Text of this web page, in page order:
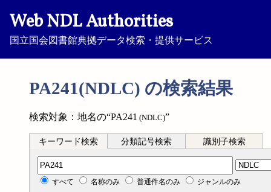
Web NDL Authorities
国立国会図書館典拠データ検索・提供サービス
PA241(NDLC) の検索結果
検索対象：地名の“PA241 (NDLC)”
キーワード検索 分類記号検索 識別子検索
分類記号検索
すべて 名称のみ 普通件名のみ ジャンルのみ